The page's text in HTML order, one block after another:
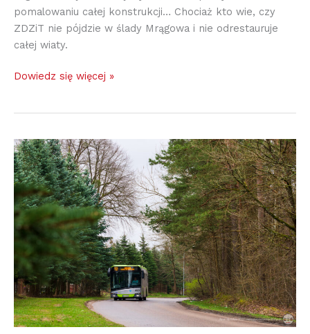
pomalowaniu całej konstrukcji… Chociaż kto wie, czy
ZDZiT nie pójdzie w ślady Mrągowa i nie odrestauruje
całej wiaty.
Dowiedz się więcej »
I
Ogólnopolskie
Kryterium
Uliczne
w
Dywitach